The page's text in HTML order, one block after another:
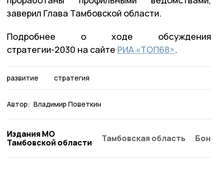
заверил Глава Тамбовской области.
Подробнее о ходе обсуждения
стратегии-2030 на сайте РИА «ТОП68».
развитие стратегия
Автор: Владимир Поветкин
Издания МО
Тамбовской области
Тамбовская область